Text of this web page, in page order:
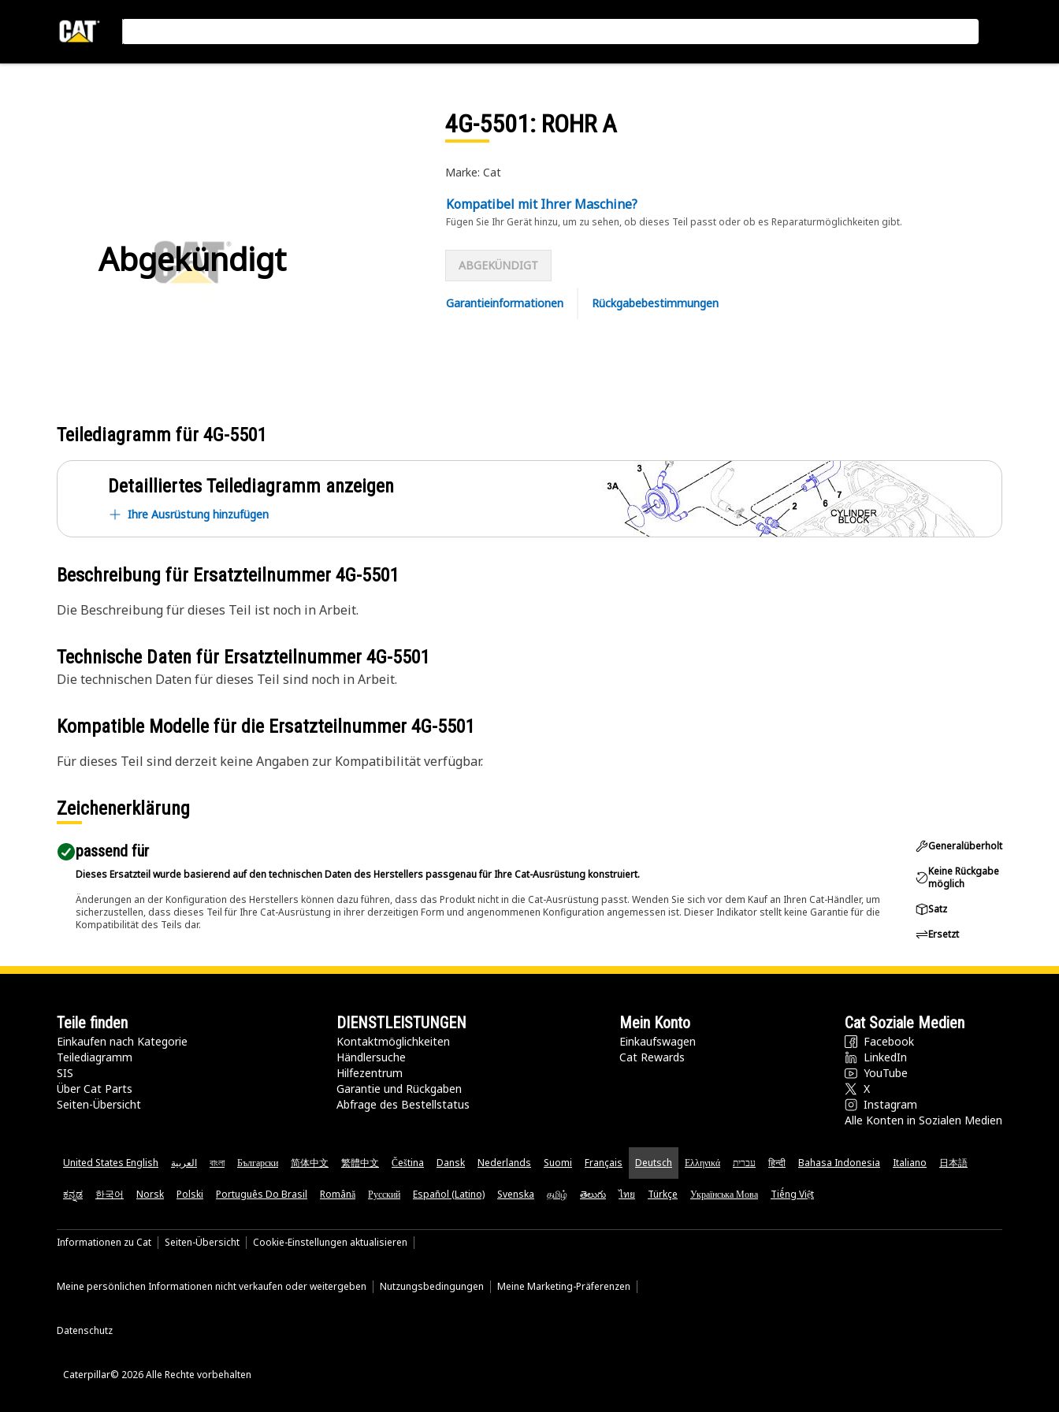
Abgekündigt
4G-5501: ROHR A
Marke: Cat
Kompatibel mit Ihrer Maschine?
Fügen Sie Ihr Gerät hinzu, um zu sehen, ob dieses Teil passt oder ob es Reparaturmöglichkeiten gibt.
ABGEKÜNDIGT
Garantieinformationen Rückgabebestimmungen
Teilediagramm für 4G-5501
Detailliertes Teilediagramm anzeigen
Ihre Ausrüstung hinzufügen
Beschreibung für Ersatzteilnummer 4G-5501
Die Beschreibung für dieses Teil ist noch in Arbeit.
Technische Daten für Ersatzteilnummer 4G-5501
Die technischen Daten für dieses Teil sind noch in Arbeit.
Kompatible Modelle für die Ersatzteilnummer 4G-5501
Für dieses Teil sind derzeit keine Angaben zur Kompatibilität verfügbar.
Zeichenerklärung
passend für​
Dieses Ersatzteil wurde basierend auf den technischen Daten des Herstellers passgenau für Ihre Cat-Ausrüstung konstruiert.
Änderungen an der Konfiguration des Herstellers können dazu führen, dass das Produkt nicht in die Cat-Ausrüstung passt. Wenden Sie sich vor dem Kauf an Ihren Cat-Händler, um
sicherzustellen, dass dieses Teil für Ihre Cat-Ausrüstung in ihrer derzeitigen Form und angenommenen Konfiguration angemessen ist. Dieser Indikator stellt keine Garantie für die
Kompatibilität des Teils dar.
Generalüberholt
Keine Rückgabe
möglich
Satz
Ersetzt
Teile finden
Einkaufen nach Kategorie
Teilediagramm
SIS
Über Cat Parts
Seiten-Übersicht
DIENSTLEISTUNGEN
Kontaktmöglichkeiten​
Händlersuche
Hilfezentrum
Garantie und Rückgaben
Abfrage des Bestellstatus
Mein Konto
Einkaufswagen
Cat Rewards
Cat Soziale Medien
Facebook
LinkedIn
YouTube
X
Instagram
Alle Konten in Sozialen Medien
United States English العربية বাংলা Български 简体中文 繁體中文 Čeština Dansk Nederlands Suomi Français Deutsch Ελληνικά עברית हिन्दी Bahasa Indonesia Italiano 日本語
ಕನ್ನಡ 한국어 Norsk Polski Português Do Brasil Română Русский Español (Latino) Svenska தமிழ் తెలుగు ไทย Türkçe Українська Мова Tiếng Việt
Informationen zu Cat Seiten-Übersicht Cookie-Einstellungen aktualisieren
Meine persönlichen Informationen nicht verkaufen oder weitergeben Nutzungsbedingungen Meine Marketing-Präferenzen
Datenschutz
Caterpillar© 2026 Alle Rechte vorbehalten